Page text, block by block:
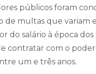
públicos foram
de multas que variam
do salário à época
contratar com o
um e três anos.